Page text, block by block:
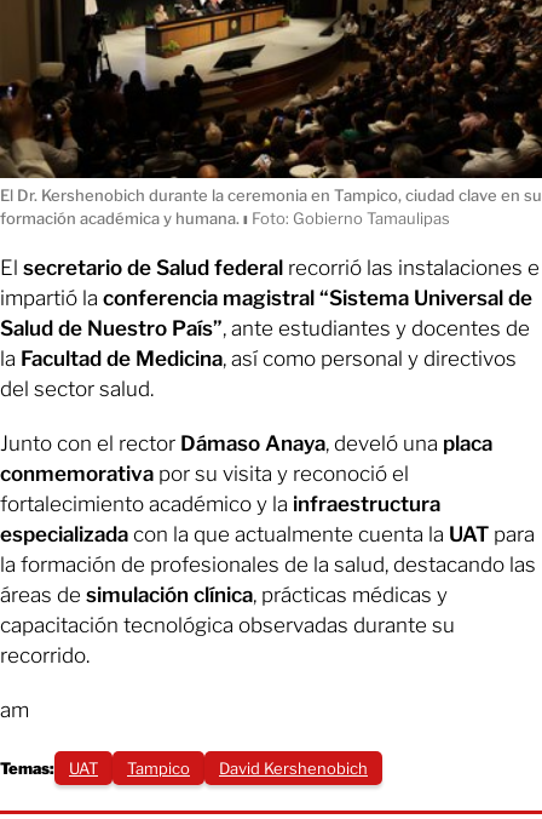
El Dr. Kershenobich durante la ceremonia en Tampico, ciudad clave en su
formación académica y humana.ı Foto: Gobierno Tamaulipas
El secretario de Salud federal recorrió las instalaciones e
impartió la conferencia magistral “Sistema Universal de
Salud de Nuestro País”, ante estudiantes y docentes de
la Facultad de Medicina, así como personal y directivos
del sector salud.
Junto con el rector Dámaso Anaya, develó una placa
conmemorativa por su visita y reconoció el
fortalecimiento académico y la infraestructura
especializada con la que actualmente cuenta la UAT para
la formación de profesionales de la salud, destacando las
áreas de simulación clínica, prácticas médicas y
capacitación tecnológica observadas durante su
recorrido.
am
Temas: UAT Tampico David Kershenobich